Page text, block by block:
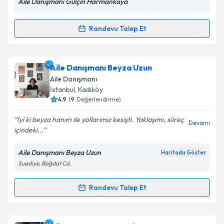
'ni okudum ve kişisel verilerimin belirtilen
kapsamda işlenmesini kabul ediyorum.
Takvim Talebini Gönder
Randevu Talep Et
Randevu Takvimi Talebi
Aile Danışmanı Gülçin Harmankaya
takvimi talebi oluşturun. Size bu uzmandan randevu
almanız için bir takvim hazırlandığında e-posta ile
bilgilendireceğiz.
E-posta Adresiniz
Kişisel verilerimin işlenmesine ilişkin
Metni'ni okudum ve kişisel verilerimin belirtilen
kapsamda işlenmesini kabul ediyorum.
Aile Danışmanı Beyza Uzun
Aile Danışmanı
İstanbul, Kadıköy
4.9 (9 Değerlendirme)
İyi ki beyza hanım ile yollarımız kesişti. Yaklaşımı, süreç
içindeki...
Devamı
Aile Danışmanı Beyza Uzun Haritada Göster
Suadiye, Bağdat Cd.
Randevu Talep Et
Randevu Takvimi Talebi